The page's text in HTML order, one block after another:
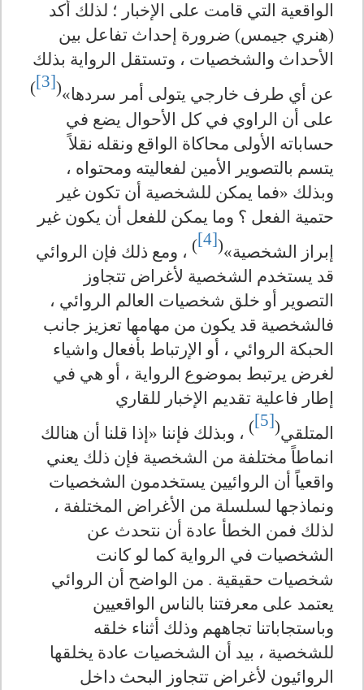
الواقعية التي قامت على الإخبار ؛ لذلك أكد
(هنري جيمس) ضرورة إحداث تفاعل بين
الأحداث والشخصيات ، وتستقل الرواية بذلك
عن أي طرف خارجي يتولى أمر سردها»(
[3]
)
على أن الراوي في كل الأحوال يضع في
حساباته الأولى محاكاة الواقع ونقله نقلاً
يتسم بالتصوير الأمين لفعاليته ومحتواه ،
وبذلك «فما يمكن للشخصية أن تكون غير
حتمية الفعل ؟ وما يمكن للفعل أن يكون غير
إبراز الشخصية»(
[4]
) ، ومع ذلك فإن الروائي
قد يستخدم الشخصية لأغراض تتجاوز
التصوير أو خلق شخصيات العالم الروائي ،
فالشخصية قد يكون من مهامها تعزيز جانب
الحبكة الروائي ، أو الإرتباط بأفعال واشياء
لغرض يرتبط بموضوع الرواية ، أو هي في
إطار فاعلية تقديم الإخبار للقاري
المتلقي(
[5]
) ، وبذلك فإننا «إذا قلنا أن هنالك
انماطاً مختلفة من الشخصية فإن ذلك يعني
واقعياً أن الروائيين يستخدمون الشخصيات
ونماذجها لسلسلة من الأغراض المختلفة ،
لذلك فمن الخطأ عادة أن نتحدث عن
الشخصيات في الرواية كما لو كانت
شخصيات حقيقية . من الواضح أن الروائي
يعتمد على معرفتنا بالناس الواقعيين
وباستجاباتنا تجاههم وذلك أثناء خلقه
للشخصية ، بيد أن الشخصيات عادة يخلقها
الروائيون لأغراض تتجاوز البحث داخل